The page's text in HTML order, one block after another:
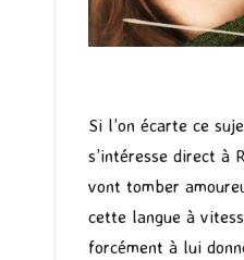
Si l’on écarte ce
s’intéresse direct à
vont tomber
cette langue à
forcément à lui